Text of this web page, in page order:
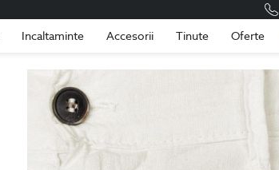
Incaltaminte Accesorii Tinute Oferte
Romania